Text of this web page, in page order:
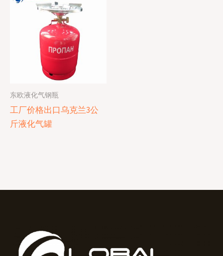
东欧液化气钢瓶
工厂价格出口乌克兰3公
斤液化气罐